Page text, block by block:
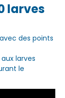
larves
des points
larves
le